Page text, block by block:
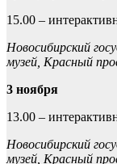
15.00 –
Новосибирский
музей, Красный
3 ноября
13.00 –
Новосибирский
музей, Красный